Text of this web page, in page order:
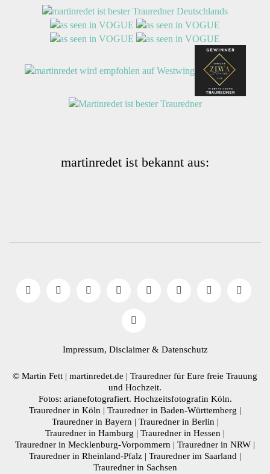
martinredet ist bekannt aus:
Impressum, Disclaimer & Datenschutz
© Martin Fett | martinredet.de | Trauredner für Eure freie Trauung
und Hochzeit.
Fotos: arianefotografiert. Hochzeitsfotografin Köln.
Trauredner in Köln | Trauredner in Baden-Württemberg |
Trauredner in Bayern | Trauredner in Berlin |
Trauredner in Hamburg | Trauredner in Hessen |
Trauredner in Mecklenburg-Vorpommern | Trauredner in NRW |
Trauredner in Rheinland-Pfalz | Trauredner im Saarland |
Trauredner in Sachsen